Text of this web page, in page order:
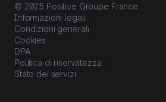
© 2025 Positive Groupe France
Informazioni legali
Condizioni generali
Cookies
DPA
Politica di riservatezza
Stato dei servizi